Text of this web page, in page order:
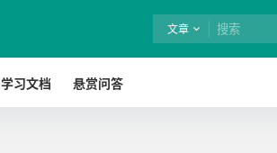
文章
学习文档 悬赏问答